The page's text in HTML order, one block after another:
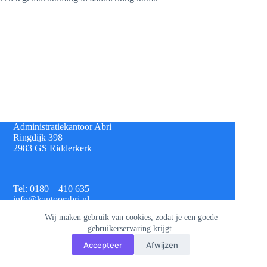
Wij maken gebruik van cookies, zodat je een goede
gebruikerservaring krijgt.
Accepteer Afwijzen
Administratiekantoor Abri
Ringdijk 398
2983 GS Ridderkerk
Tel: 0180 – 410 635
info@kantoorabri.nl
IBAN: NL 08 INGB 0693 4313 42